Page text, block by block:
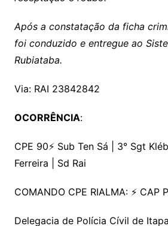
Após a constatação da ficha
foi conduzido e entregue ao
Rubiataba.
Via: RAI 23842842
OCORRÊNCIA:
CPE 90⚡ Sub Ten Sá | 3° Sgt
Ferreira | Sd Rai
COMANDO CPE RIALMA: ⚡ CAP
Delegacia de Polícia Cívil de